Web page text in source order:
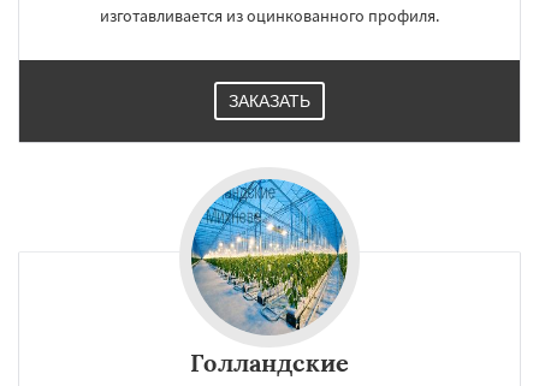
изготавливается из оцинкованного профиля.
ЗАКАЗАТЬ
Голландские